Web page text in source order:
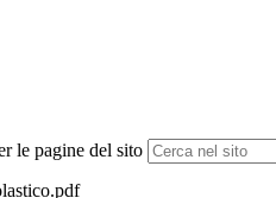
le pagine del sito